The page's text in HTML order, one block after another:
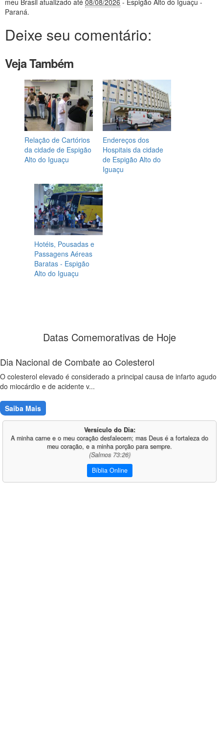
meu Brasil atualizado até 08/08/2026 - Espigão Alto do Iguaçu -
Paraná.
Deixe seu comentário:
Veja Também
Relação de Cartórios
da cidade de Espigão
Alto do Iguaçu
Endereços dos
Hospitais da cidade
de Espigão Alto do
Iguaçu
Hotéis, Pousadas e
Passagens Aéreas
Baratas - Espigão
Alto do Iguaçu
Datas Comemorativas de Hoje
Dia Nacional de Combate ao Colesterol
O colesterol elevado é considerado a principal causa de infarto agudo
do miocárdio e de acidente v...
Saiba Mais
Versículo do Dia:
A minha carne e o meu coração desfalecem; mas Deus é a fortaleza do
meu coração, e a minha porção para sempre.
(Salmos 73:26)
Bíblia Online